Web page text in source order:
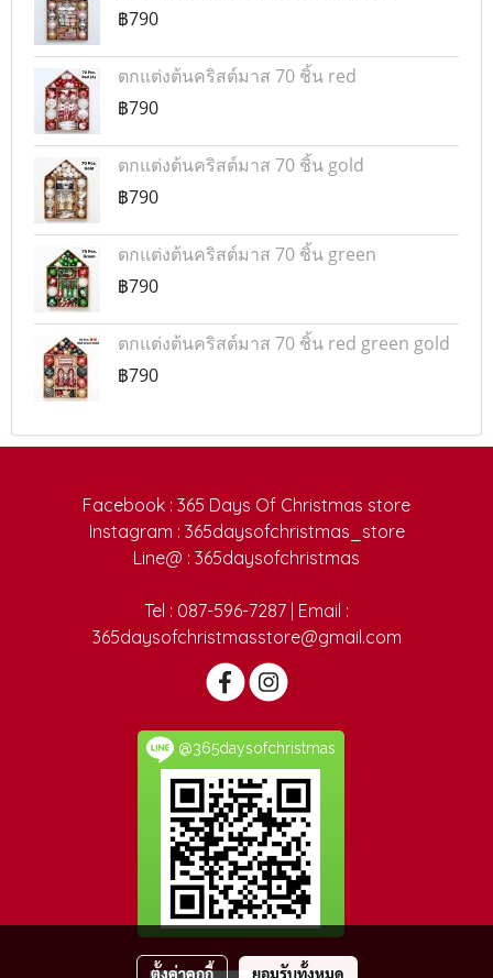
฿790
ตกแต่งต้นคริสต์มาส 70 ชิ้น red
฿790
ตกแต่งต้นคริสต์มาส 70 ชิ้น gold
฿790
ตกแต่งต้นคริสต์มาส 70 ชิ้น green
฿790
ตกแต่งต้นคริสต์มาส 70 ชิ้น red green gold
฿790
Facebook : 365 Days Of Christmas store
Instagram : 365daysofchristmas_store
Line@ : 365daysofchristmas
Tel : 087-596-7287 | Email :
365daysofchristmasstore@gmail.com
@365daysofchristmas
ตั้งค่าคุกกี้ ยอมรับทั้งหมด